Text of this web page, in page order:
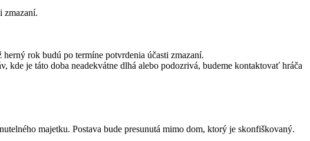
zmazaní.
rok budú po termíne potvrdenia účasti zmazaní.
je táto doba neadekvátne dlhá alebo podozrivá, budeme kontaktovať hráča
majetku. Postava bude presunutá mimo dom, ktorý je skonfiškovaný.